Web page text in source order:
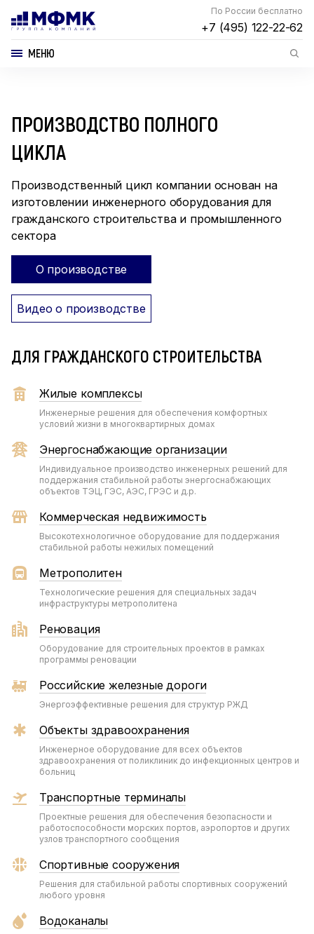
По России бесплатно
+7 (495) 122-22-62
МЕНЮ
ПРОИЗВОДСТВО ПОЛНОГО
ЦИКЛА
Производственный цикл компании основан на
изготовлении инженерного оборудования для
гражданского строительства и промышленного
сектора
О производстве
Видео о производстве
ДЛЯ ГРАЖДАНСКОГО СТРОИТЕЛЬСТВА
Жилые комплексы
Инженерные решения для обеспечения комфортных
условий жизни в многоквартирных домах
Энергоснабжающие организации
Индивидуальное производство инженерных решений для
поддержания стабильной работы энергоснабжающих
объектов ТЭЦ, ГЭС, АЭС, ГРЭС и д.р.
Коммерческая недвижимость
Высокотехнологичное оборудование для поддержания
стабильной работы нежилых помещений
Метрополитен
Технологические решения для специальных задач
инфраструктуры метрополитена
Реновация
Оборудование для строительных проектов в рамках
программы реновации
Российские железные дороги
Энергоэффективные решения для структур РЖД
Объекты здравоохранения
Инженерное оборудование для всех объектов
здравоохранения от поликлиник до инфекционных центров и
больниц
Транспортные терминалы
Проектные решения для обеспечения безопасности и
работоспособности морских портов, аэропортов и других
узлов транспортного сообщения
Спортивные сооружения
Решения для стабильной работы спортивных сооружений
любого уровня
Водоканалы